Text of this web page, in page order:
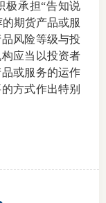
极承担“告知说
期货产品或服
风险等级与投
应当以投资者
或服务的运作
方式作出特别